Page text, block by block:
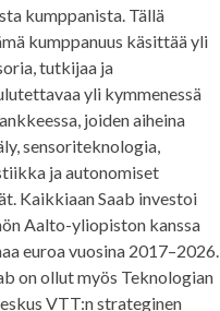
kumppanista. Tällä
kumppanuus käsittää yli
tutkijaa ja
yli kymmenessä
joiden aiheina
sensoriteknologia,
ja autonomiset
Kaikkiaan Saab investoi
Aalto-yliopiston kanssa
euroa vuosina 2017–2026.
on ollut myös Teknologian
VTT:n strateginen